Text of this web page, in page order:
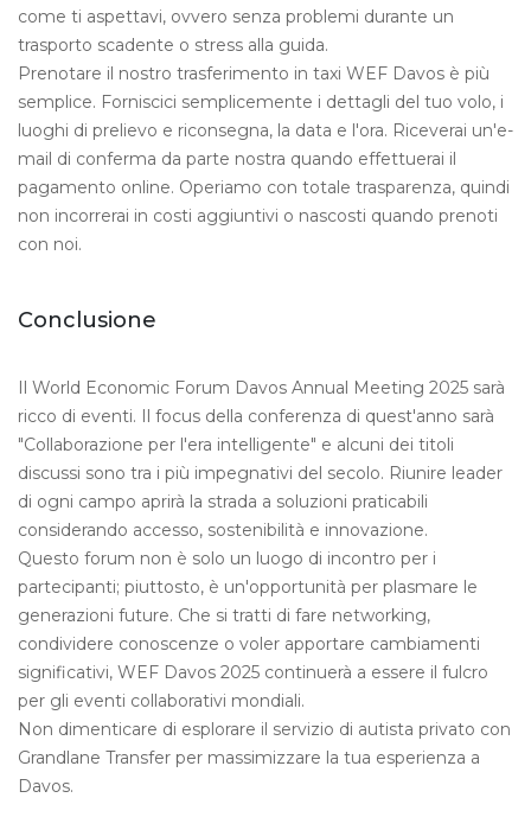
come ti aspettavi, ovvero senza problemi durante un
trasporto scadente o stress alla guida.
Prenotare il nostro trasferimento in taxi WEF Davos è più
semplice. Forniscici semplicemente i dettagli del tuo volo, i
luoghi di prelievo e riconsegna, la data e l'ora. Riceverai un'e-
mail di conferma da parte nostra quando effettuerai il
pagamento online. Operiamo con totale trasparenza, quindi
non incorrerai in costi aggiuntivi o nascosti quando prenoti
con noi.
Conclusione
Il World Economic Forum Davos Annual Meeting 2025 sarà
ricco di eventi. Il focus della conferenza di quest'anno sarà
"Collaborazione per l'era intelligente" e alcuni dei titoli
discussi sono tra i più impegnativi del secolo. Riunire leader
di ogni campo aprirà la strada a soluzioni praticabili
considerando accesso, sostenibilità e innovazione.
Questo forum non è solo un luogo di incontro per i
partecipanti; piuttosto, è un'opportunità per plasmare le
generazioni future. Che si tratti di fare networking,
condividere conoscenze o voler apportare cambiamenti
significativi, WEF Davos 2025 continuerà a essere il fulcro
per gli eventi collaborativi mondiali.
Non dimenticare di esplorare il servizio di autista privato con
Grandlane Transfer per massimizzare la tua esperienza a
Davos.